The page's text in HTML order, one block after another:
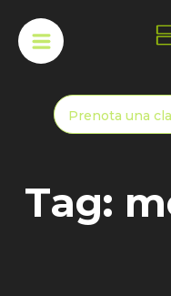
Prenota una
Tag: